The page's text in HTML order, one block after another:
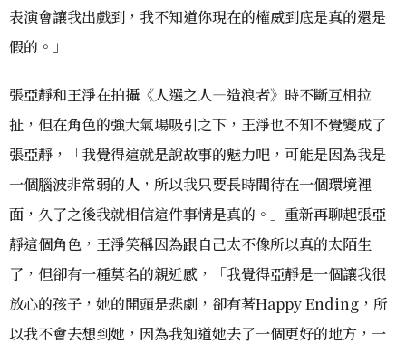
表演會讓我出戲到，我不知道你現在的權威到底是真的還是
假的。」
張亞靜和王淨在拍攝《人選之人—造浪者》時不斷互相拉
扯，但在角色的強大氣場吸引之下，王淨也不知不覺變成了
張亞靜，「我覺得這就是說故事的魅力吧，可能是因為我是
一個腦波非常弱的人，所以我只要長時間待在一個環境裡
面，久了之後我就相信這件事情是真的。」重新再聊起張亞
靜這個角色，王淨笑稱因為跟自己太不像所以真的太陌生
了，但卻有一種莫名的親近感，「我覺得亞靜是一個讓我很
放心的孩子，她的開頭是悲劇，卻有著Happy Ending，所
以我不會去想到她，因為我知道她去了一個更好的地方，一